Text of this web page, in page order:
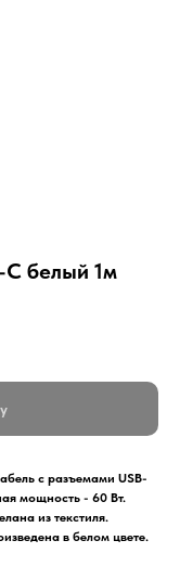
C белый 1м
с разъемами USB-
мощность - 60 Вт.
из текстиля.
в белом цвете.